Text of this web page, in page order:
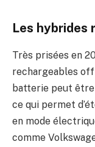
Les hybrides
Très prisées en
rechargeables
batterie peut
ce qui permet
en mode
comme